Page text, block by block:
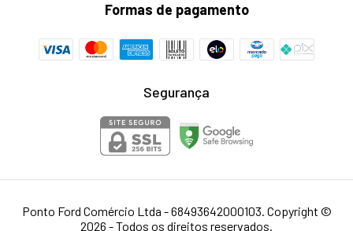
Formas de pagamento
Segurança
Ponto Ford Comércio Ltda - 68493642000103. Copyright ©
2026 - Todos os direitos reservados.